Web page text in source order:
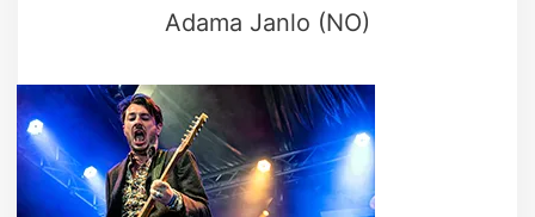
Adama Janlo (NO)